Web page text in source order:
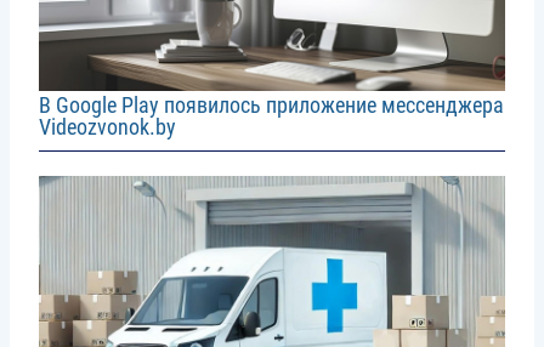
В Google Play появилось приложение мессенджера
Videozvonok.by
Image